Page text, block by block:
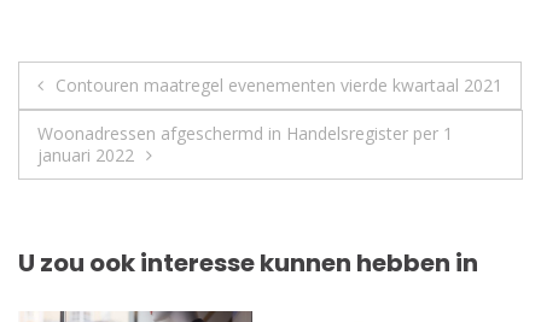
Berichtnavigatie
Contouren maatregel evenementen vierde kwartaal 2021
Woonadressen afgeschermd in Handelsregister per 1
januari 2022
U zou ook interesse kunnen hebben in